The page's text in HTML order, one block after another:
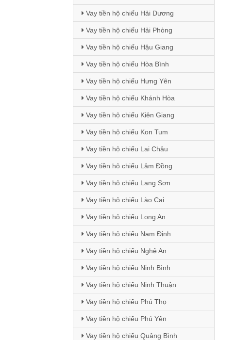
Vay tiền hộ chiếu Hải Dương
Vay tiền hộ chiếu Hải Phòng
Vay tiền hộ chiếu Hậu Giang
Vay tiền hộ chiếu Hòa Bình
Vay tiền hộ chiếu Hưng Yên
Vay tiền hộ chiếu Khánh Hòa
Vay tiền hộ chiếu Kiên Giang
Vay tiền hộ chiếu Kon Tum
Vay tiền hộ chiếu Lai Châu
Vay tiền hộ chiếu Lâm Đồng
Vay tiền hộ chiếu Lạng Sơn
Vay tiền hộ chiếu Lào Cai
Vay tiền hộ chiếu Long An
Vay tiền hộ chiếu Nam Định
Vay tiền hộ chiếu Nghệ An
Vay tiền hộ chiếu Ninh Bình
Vay tiền hộ chiếu Ninh Thuận
Vay tiền hộ chiếu Phú Thọ
Vay tiền hộ chiếu Phú Yên
Vay tiền hộ chiếu Quảng Bình